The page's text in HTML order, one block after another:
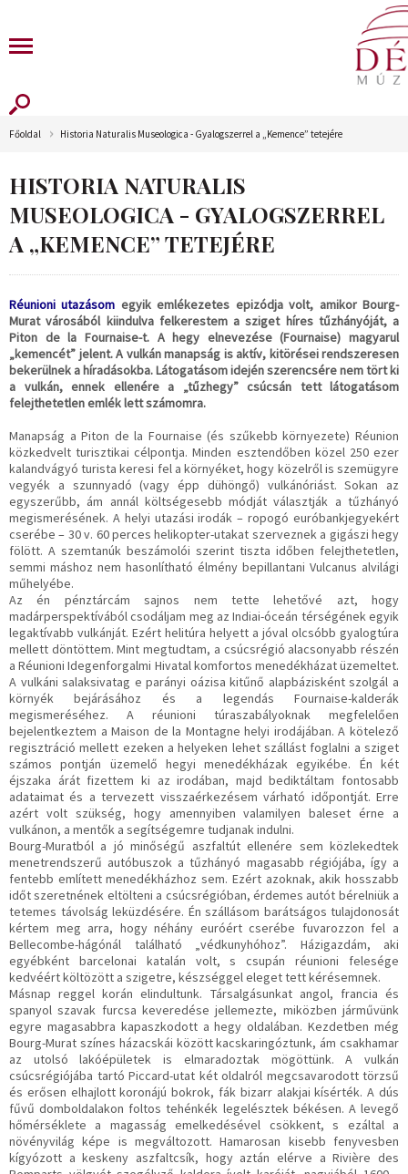
Főoldal Historia Naturalis Museologica - Gyalogszerrel a „Kemence” tetejére
HISTORIA NATURALIS
MUSEOLOGICA - GYALOGSZERREL
A „KEMENCE” TETEJÉRE
Réunioni utazásom egyik emlékezetes epizódja volt, amikor Bourg-
Murat városából kiindulva felkerestem a sziget híres tűzhányóját, a
Piton de la Fournaise-t. A hegy elnevezése (Fournaise) magyarul
„kemencét” jelent. A vulkán manapság is aktív, kitörései rendszeresen
bekerülnek a híradásokba. Látogatásom idején szerencsére nem tört ki
a vulkán, ennek ellenére a „tűzhegy” csúcsán tett látogatásom
felejthetetlen emlék lett számomra.
Manapság a Piton de la Fournaise (és szűkebb környezete) Réunion
közkedvelt turisztikai célpontja. Minden esztendőben közel 250 ezer
kalandvágyó turista keresi fel a környéket, hogy közelről is szemügyre
vegyék a szunnyadó (vagy épp dühöngő) vulkánóriást. Sokan az
egyszerűbb, ám annál költségesebb módját választják a tűzhányó
megismerésének. A helyi utazási irodák – ropogó euróbankjegyekért
cserébe – 30 v. 60 perces helikopter-utakat szerveznek a gigászi hegy
fölött. A szemtanúk beszámolói szerint tiszta időben felejthetetlen,
semmi máshoz nem hasonlítható élmény bepillantani Vulcanus alvilági
műhelyébe.
Az én pénztárcám sajnos nem tette lehetővé azt, hogy
madárperspektívából csodáljam meg az Indiai-óceán térségének egyik
legaktívabb vulkánját. Ezért helitúra helyett a jóval olcsóbb gyalogtúra
mellett döntöttem. Mint megtudtam, a csúcsrégió alacsonyabb részén
a Réunioni Idegenforgalmi Hivatal komfortos menedékházat üzemeltet.
A vulkáni salaksivatag e parányi oázisa kitűnő alapbázisként szolgál a
környék bejárásához és a legendás Fournaise-kalderák
megismeréséhez. A réunioni túraszabályoknak megfelelően
bejelentkeztem a Maison de la Montagne helyi irodájában. A kötelező
regisztráció mellett ezeken a helyeken lehet szállást foglalni a sziget
számos pontján üzemelő hegyi menedékházak egyikébe. Én két
éjszaka árát fizettem ki az irodában, majd bediktáltam fontosabb
adataimat és a tervezett visszaérkezésem várható időpontját. Erre
azért volt szükség, hogy amennyiben valamilyen baleset érne a
vulkánon, a mentők a segítségemre tudjanak indulni.
Bourg-Muratból a jó minőségű aszfaltút ellenére sem közlekedtek
menetrendszerű autóbuszok a tűzhányó magasabb régiójába, így a
fentebb említett menedékházhoz sem. Ezért azoknak, akik hosszabb
időt szeretnének eltölteni a csúcsrégióban, érdemes autót bérelniük a
tetemes távolság leküzdésére. Én szállásom barátságos tulajdonosát
kértem meg arra, hogy néhány euróért cserébe fuvarozzon fel a
Bellecombe-hágónál található „védkunyhóhoz”. Házigazdám, aki
egyébként barcelonai katalán volt, s csupán réunioni felesége
kedvéért költözött a szigetre, készséggel eleget tett kérésemnek.
Másnap reggel korán elindultunk. Társalgásunkat angol, francia és
spanyol szavak furcsa keveredése jellemezte, miközben járművünk
egyre magasabbra kapaszkodott a hegy oldalában. Kezdetben még
Bourg-Murat színes házacskái között kacskaringóztunk, ám csakhamar
az utolsó lakóépületek is elmaradoztak mögöttünk. A vulkán
csúcsrégiójába tartó Piccard-utat két oldalról megcsavarodott törzsű
és erősen elhajlott koronájú bokrok, fák bizarr alakjai kísérték. A dús
fűvű domboldalakon foltos tehénkék legelésztek békésen. A levegő
hőmérséklete a magasság emelkedésével csökkent, s ezáltal a
növényvilág képe is megváltozott. Hamarosan kisebb fenyvesben
kígyózott a keskeny aszfaltcsík, hogy aztán elérve a Rivière des